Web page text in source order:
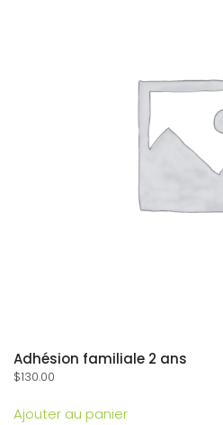
Adhésion familiale 2 ans
$130.00
Ajouter au panier